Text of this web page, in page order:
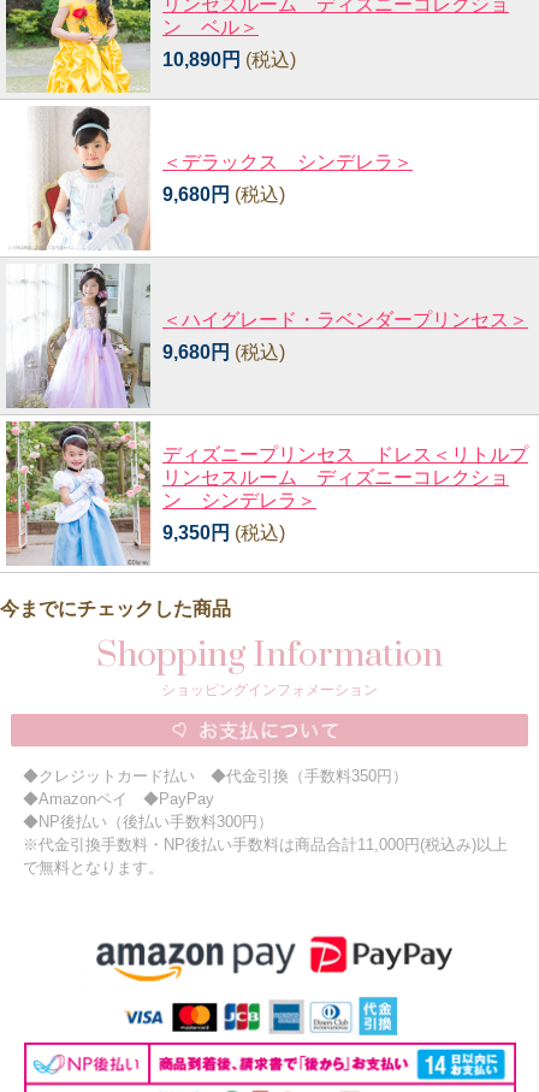
リンセスルーム ディズニーコレクショ
ン ベル＞
10,890円 (税込)
＜デラックス シンデレラ＞
9,680円 (税込)
＜ハイグレード・ラベンダープリンセス＞
9,680円 (税込)
ディズニープリンセス ドレス＜リトルプ
リンセスルーム ディズニーコレクショ
ン シンデレラ＞
9,350円 (税込)
今までにチェックした商品
Shopping Information
ショッピングインフォメーション
◆クレジットカード払い ◆代金引換（手数料350円）
◆Amazonペイ ◆PayPay
◆NP後払い（後払い手数料300円）
※代金引換手数料・NP後払い手数料は商品合計11,000円(税込み)以上
で無料となります。